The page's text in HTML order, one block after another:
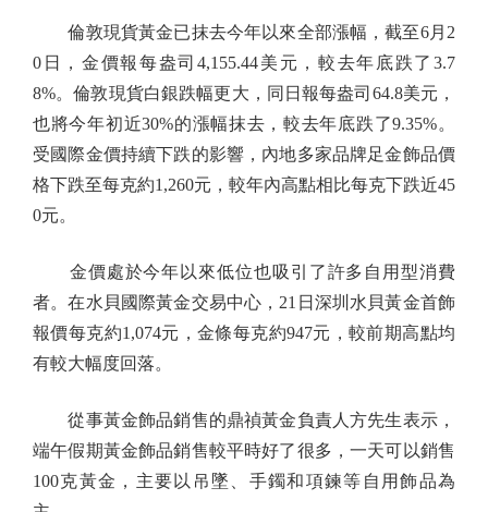
倫敦現貨黃金已抹去今年以來全部漲幅，截至6月2
0日，金價報每盎司4,155.44美元，較去年底跌了3.7
8%。倫敦現貨白銀跌幅更大，同日報每盎司64.8美元，
也將今年初近30%的漲幅抹去，較去年底跌了9.35%。
受國際金價持續下跌的影響，內地多家品牌足金飾品價
格下跌至每克約1,260元，較年內高點相比每克下跌近45
0元。
金價處於今年以來低位也吸引了許多自用型消費
者。在水貝國際黃金交易中心，21日深圳水貝黃金首飾
報價每克約1,074元，金條每克約947元，較前期高點均
有較大幅度回落。
從事黃金飾品銷售的鼎禎黃金負責人方先生表示，
端午假期黃金飾品銷售較平時好了很多，一天可以銷售
100克黃金，主要以吊墜、手鐲和項鍊等自用飾品為